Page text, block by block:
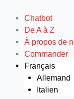
contenu
Chatbot
De A à Z
À propos de
Commander
Français
Allemand
Italien